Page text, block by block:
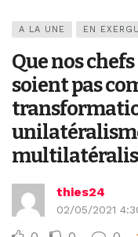
A LA UNE EN
Que nos
soient pas
thies24
02/05/2021